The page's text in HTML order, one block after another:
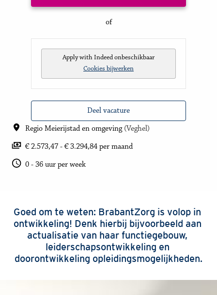
of
Apply with Indeed onbeschikbaar
Cookies bijwerken
Deel vacature
Regio Meierijstad en omgeving (Veghel)
€ 2.573,47 - € 3.294,84 per maand
0 - 36 uur per week
Goed om te weten: BrabantZorg is volop in
ontwikkeling! Denk hierbij bijvoorbeeld aan
actualisatie van haar functiegebouw,
leiderschapsontwikkeling en
doorontwikkeling opleidingsmogelijkheden.